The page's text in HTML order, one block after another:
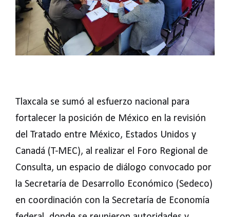
Tlaxcala se sumó al esfuerzo nacional para
fortalecer la posición de México en la revisión
del Tratado entre México, Estados Unidos y
Canadá (T-MEC), al realizar el Foro Regional de
Consulta, un espacio de diálogo convocado por
la Secretaría de Desarrollo Económico (Sedeco)
en coordinación con la Secretaría de Economía